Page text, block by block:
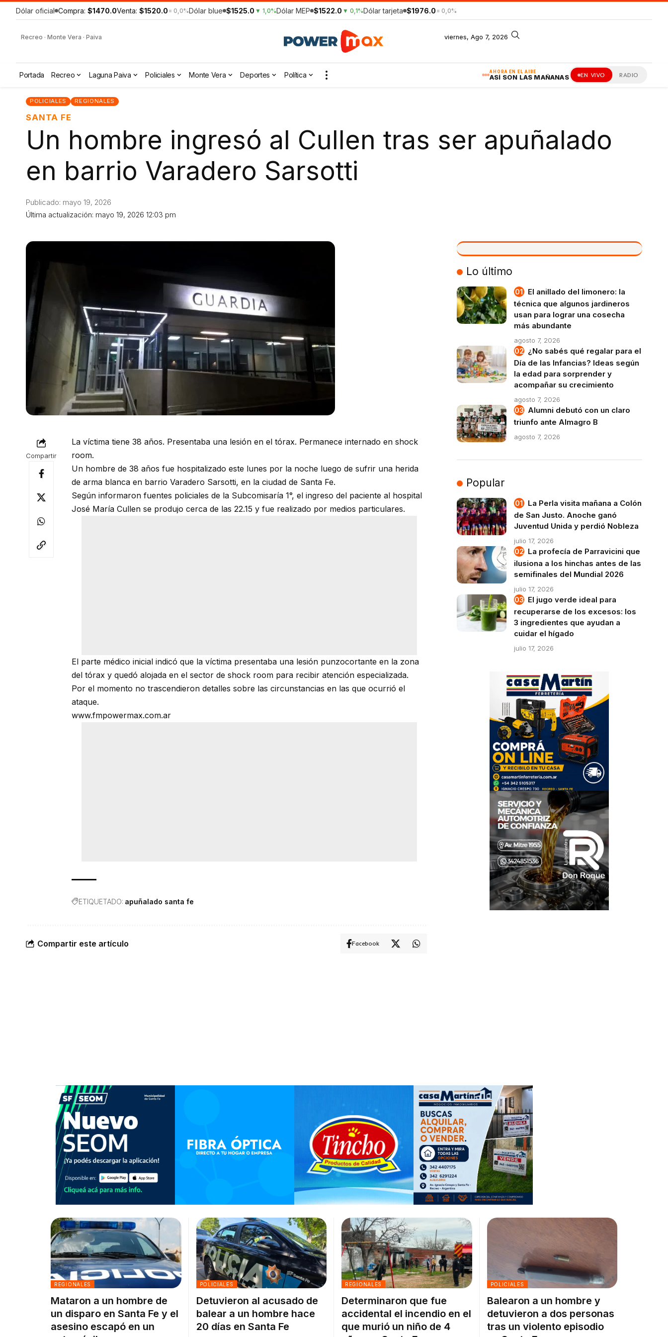
Dólar oficial Compra: $1470.0Venta: $1520.0 = 0,0%Dólar blue $1525.0 ▼ 1,0%Dólar MEP $1522.0 ▼ 0,1%Dólar tarjeta $1976.0 = 0,0%
Recreo · Monte Vera · Paiva viernes, Ago 7, 2026
AHORA EN EL AIRE
ASÍ SON LAS MAÑANAS EN VIVO RADIO
Portada Recreo Laguna Paiva Policiales Monte Vera Deportes Política
POLICIALES REGIONALES
SANTA FE
Un hombre ingresó al Cullen tras ser apuñalado
en barrio Varadero Sarsotti
Última actualización: mayo 19, 2026 12:03 pm
Publicado: mayo 19, 2026
Compartir
La víctima tiene 38 años. Presentaba una lesión en el tórax. Permanece internado en shock
room.
Un hombre de 38 años fue hospitalizado este lunes por la noche luego de sufrir una herida
de arma blanca en barrio Varadero Sarsotti, en la ciudad de Santa Fe.
Según informaron fuentes policiales de la Subcomisaría 1°, el ingreso del paciente al hospital
José María Cullen se produjo cerca de las 22.15 y fue realizado por medios particulares.
El parte médico inicial indicó que la víctima presentaba una lesión punzocortante en la zona
del tórax y quedó alojada en el sector de shock room para recibir atención especializada.
Por el momento no trascendieron detalles sobre las circunstancias en las que ocurrió el
ataque.
www.fmpowermax.com.ar
ETIQUETADO: apuñalado santa fe
Compartir este artículo Facebook
VIVO
Lo último
El anillado del limonero: la
técnica que algunos jardineros
usan para lograr una cosecha
más abundante
agosto 7, 2026
¿No sabés qué regalar para el
Día de las Infancias? Ideas según
la edad para sorprender y
acompañar su crecimiento
agosto 7, 2026
Alumni debutó con un claro
triunfo ante Almagro B
agosto 7, 2026
Popular
La Perla visita mañana a Colón
de San Justo. Anoche ganó
Juventud Unida y perdió Nobleza
julio 17, 2026
La profecía de Parravicini que
ilusiona a los hinchas antes de las
semifinales del Mundial 2026
julio 17, 2026
El jugo verde ideal para
recuperarse de los excesos: los
3 ingredientes que ayudan a
cuidar el hígado
julio 17, 2026
REGIONALES
Mataron a un hombre de
un disparo en Santa Fe y el
asesino escapó en un
POLICIALES
Detuvieron al acusado de
balear a un hombre hace
20 días en Santa Fe
REGIONALES
Determinaron que fue
accidental el incendio en el
que murió un niño de 4
POLICIALES
Balearon a un hombre y
detuvieron a dos personas
tras un violento episodio